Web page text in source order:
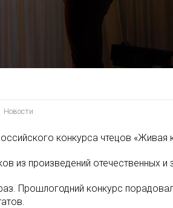
Новости
конкурса чтецов «Живая
из произведений отечественных
Прошлогодний конкурс